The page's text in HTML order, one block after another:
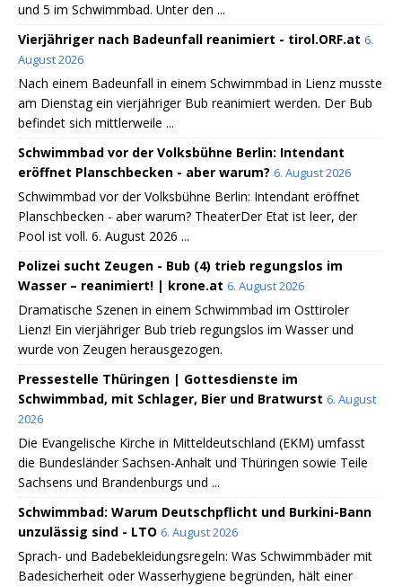
und 5 im Schwimmbad. Unter den ...
Vierjähriger nach Badeunfall reanimiert - tirol.ORF.at 6.
August 2026
Nach einem Badeunfall in einem Schwimmbad in Lienz musste
am Dienstag ein vierjähriger Bub reanimiert werden. Der Bub
befindet sich mittlerweile ...
Schwimmbad vor der Volksbühne Berlin: Intendant
eröffnet Planschbecken - aber warum? 6. August 2026
Schwimmbad vor der Volksbühne Berlin: Intendant eröffnet
Planschbecken - aber warum? TheaterDer Etat ist leer, der
Pool ist voll. 6. August 2026 ...
Polizei sucht Zeugen - Bub (4) trieb regungslos im
Wasser – reanimiert! | krone.at 6. August 2026
Dramatische Szenen in einem Schwimmbad im Osttiroler
Lienz! Ein vierjähriger Bub trieb regungslos im Wasser und
wurde von Zeugen herausgezogen.
Pressestelle Thüringen | Gottesdienste im
Schwimmbad, mit Schlager, Bier und Bratwurst 6. August
2026
Die Evangelische Kirche in Mitteldeutschland (EKM) umfasst
die Bundesländer Sachsen-Anhalt und Thüringen sowie Teile
Sachsens und Brandenburgs und ...
Schwimmbad: Warum Deutschpflicht und Burkini-Bann
unzulässig sind - LTO 6. August 2026
Sprach- und Badebekleidungsregeln: Was Schwimmbäder mit
Badesicherheit oder Wasserhygiene begründen, hält einer